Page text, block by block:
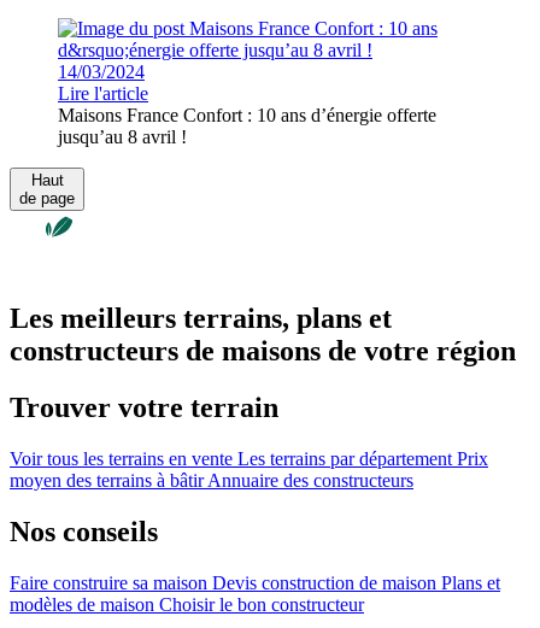
14/03/2024
Lire l'article
Maisons France Confort : 10 ans d’énergie offerte
jusqu’au 8 avril !
Haut
de page
Les meilleurs terrains, plans et
constructeurs de maisons de votre région
Trouver votre terrain
Voir tous les terrains en vente Les terrains par département Prix
moyen des terrains à bâtirAnnuaire des constructeurs
Nos conseils
Faire construire sa maison Devis construction de maison Plans et
modèles de maison Choisir le bon constructeur